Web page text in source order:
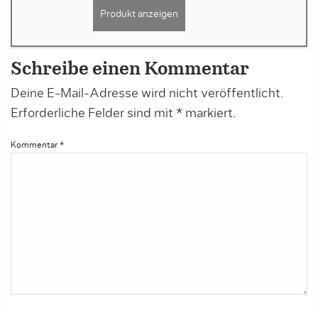
Produkt anzeigen
Schreibe einen Kommentar
Deine E-Mail-Adresse wird nicht veröffentlicht.
Erforderliche Felder sind mit * markiert.
Kommentar *